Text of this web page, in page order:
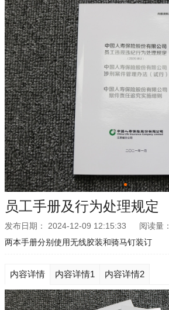
员工手册及行为处理规定
发布日期： 2024-12-09 12:15:33 阅读量：
两本手册分别使用无线胶装和骑马钉装订
内容详情 内容详情1 内容详情2